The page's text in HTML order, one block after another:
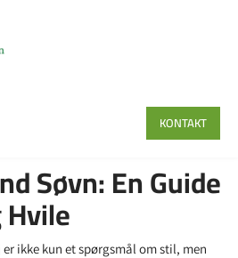
KONTAKT
Søvn: En Guide
ikke kun et spørgsmål om stil, men